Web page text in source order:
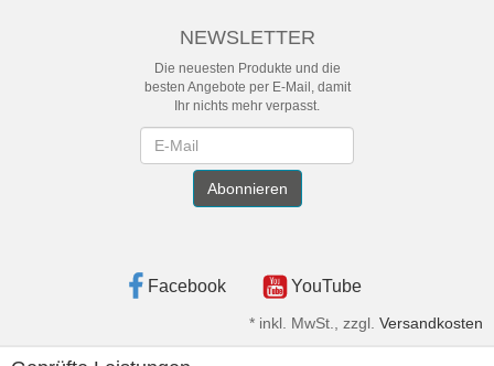
NEWSLETTER
Die neuesten Produkte und die
besten Angebote per E-Mail, damit
Ihr nichts mehr verpasst.
Abonnieren
Facebook YouTube
* inkl. MwSt., zzgl. Versandkosten